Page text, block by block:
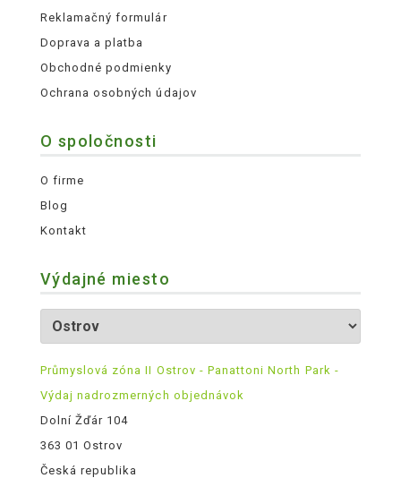
Reklamačný formulár
Doprava a platba
Obchodné podmienky
Ochrana osobných údajov
O spoločnosti
O firme
Blog
Kontakt
Výdajné miesto
Průmyslová zóna II Ostrov - Panattoni North Park -
Výdaj nadrozmerných objednávok
Dolní Žďár 104
363 01 Ostrov
Česká republika